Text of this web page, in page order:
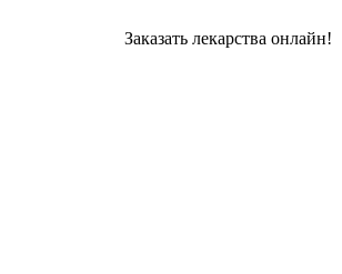
Заказать лекарства онлайн!